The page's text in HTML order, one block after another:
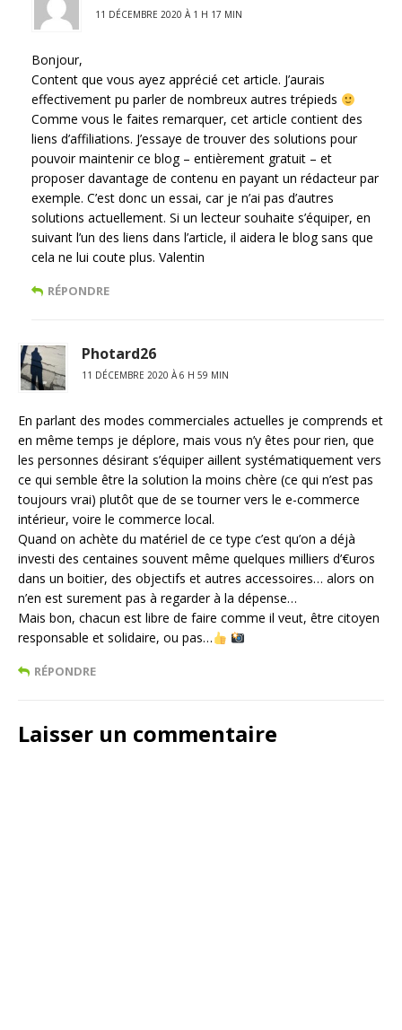
11 DÉCEMBRE 2020 À 1 H 17 MIN
Bonjour,
Content que vous ayez apprécié cet article. J’aurais
effectivement pu parler de nombreux autres trépieds
Comme vous le faites remarquer, cet article contient des
liens d’affiliations. J’essaye de trouver des solutions pour
pouvoir maintenir ce blog – entièrement gratuit – et
proposer davantage de contenu en payant un rédacteur par
exemple. C’est donc un essai, car je n’ai pas d’autres
solutions actuellement. Si un lecteur souhaite s’équiper, en
suivant l’un des liens dans l’article, il aidera le blog sans que
cela ne lui coute plus. Valentin
RÉPONDRE
Photard26
11 DÉCEMBRE 2020 À 6 H 59 MIN
En parlant des modes commerciales actuelles je comprends et
en même temps je déplore, mais vous n’y êtes pour rien, que
les personnes désirant s’équiper aillent systématiquement vers
ce qui semble être la solution la moins chère (ce qui n’est pas
toujours vrai) plutôt que de se tourner vers le e-commerce
intérieur, voire le commerce local.
Quand on achète du matériel de ce type c’est qu’on a déjà
investi des centaines souvent même quelques milliers d’€uros
dans un boitier, des objectifs et autres accessoires… alors on
n’en est surement pas à regarder à la dépense…
Mais bon, chacun est libre de faire comme il veut, être citoyen
responsable et solidaire, ou pas…
RÉPONDRE
Laisser un commentaire